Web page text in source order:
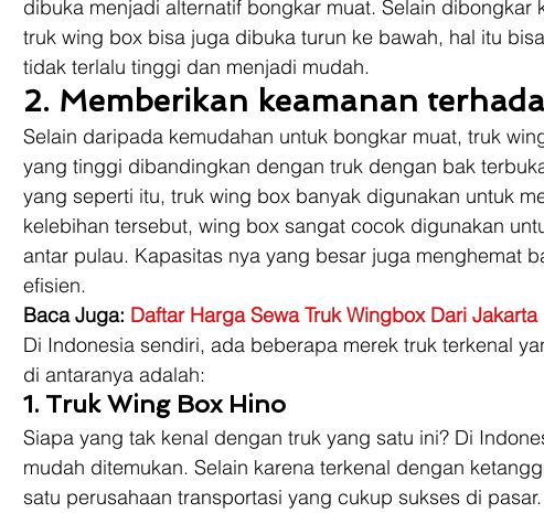
dibuka menjadi alternatif bongkar muat. Selain dibongkar
truk wing box bisa juga dibuka turun ke bawah, hal itu
tidak terlalu tinggi dan menjadi mudah.
2. Memberikan keamanan
Selain daripada kemudahan untuk bongkar muat, truk
yang tinggi dibandingkan dengan truk dengan bak
yang seperti itu, truk wing box banyak digunakan untuk
kelebihan tersebut, wing box sangat cocok digunakan
antar pulau. Kapasitas nya yang besar juga menghemat
efisien.
Baca Juga: Daftar Harga Sewa Truk Wingbox Dari Jakarta
Di Indonesia sendiri, ada beberapa merek truk terkenal
di antaranya adalah:
1. Truk Wing Box Hino
Siapa yang tak kenal dengan truk yang satu ini? Di
mudah ditemukan. Selain karena terkenal dengan
satu perusahaan transportasi yang cukup sukses di